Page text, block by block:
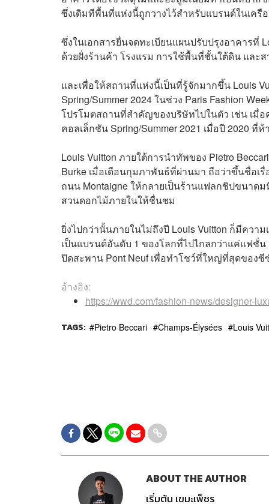
ซึ่งเดิมทีพื้นที่แห่งนี้ถูกวางไว้สำหรับแบรนด์ในเครื
ซึ่งในเอกสารยื่นจดทะเบียนแผนปรับปรุงอาคารที่
ด้วยฝั่งร้านค้า โรงแรม การใช้พื้นที่ชั้นใต้ดิน และ
และเพื่อให้สถานที่แห่งนี้เป็นที่รู้จักมากขึ้น Louis
Spring/Summer 2024 ในช่วง Paris Fashion
โปรโมตสถานที่สำคัญของบริษัทไปในตัว เช่น เมื่
คอลเล็กชัน Spring/Summer 2021 เมื่อปี 2020 ที่
Louis Vuitton ภายใต้การนำทัพของ Pietro
Burke เมื่อเดือนกุมภาพันธ์ที่ผ่านมา ถือว่าขึ้นชื่อเรื่
ถนน Montaigne ให้กลายเป็นร้านแฟลกชิปขนา
สวนดอกไม้ภายในให้ชื่นชม
ยิ่งไปกว่านั้นภายในไม่ถึงปี Louis Vuitton ก็มีคว
เป็นแบรนด์อันดับ 1 ของโลกที่ไปไกลกว่าแค่แฟชั่น
ปิดสะพาน Pont Neuf เพื่อทำโชว์ที่ใหญ่ที่สุดของ
อ้างอิง:
https://wwd.com/fashion-news/designer-
TAGS: Pietro Beccari Champs-Élysées Louis
ABOUT THE AUTHOR
เริ่มต้น เขมะเพ็ชร